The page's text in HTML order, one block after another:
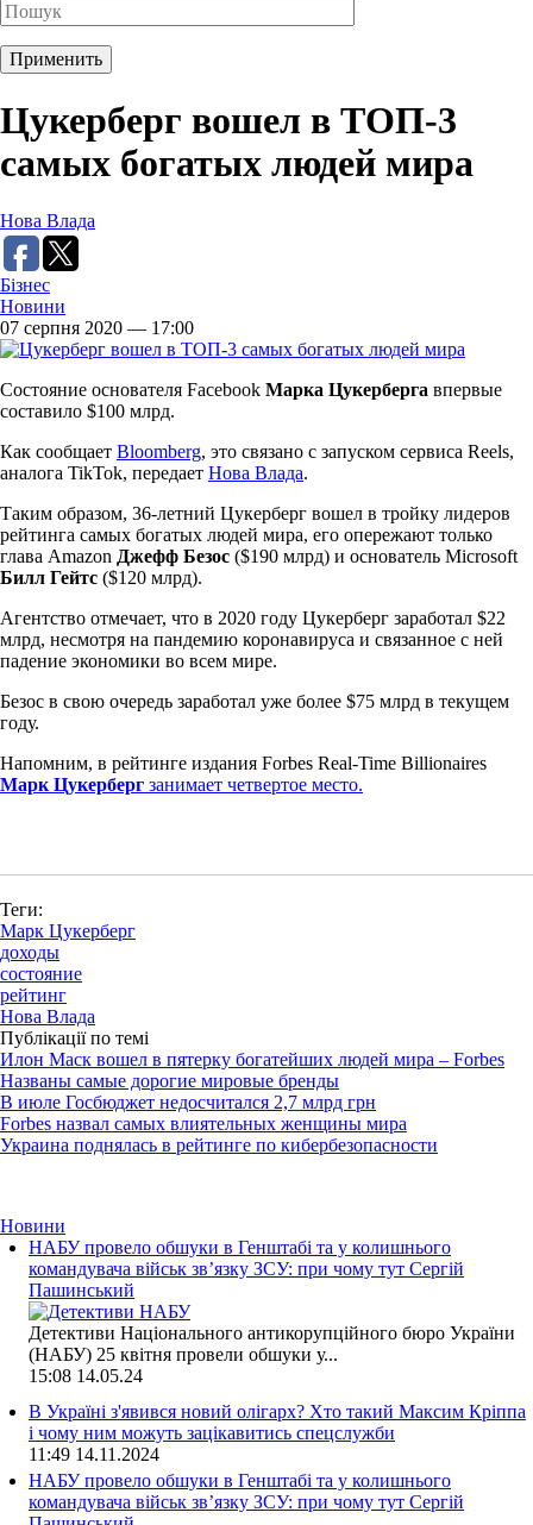
Цукерберг вошел в ТОП-3
самых богатых людей мира
Нова Влада
Бізнес
Новини
07 серпня 2020 — 17:00
Состояние основателя Facebook Марка Цукерберга впервые
составило $100 млрд.
Как сообщает Bloomberg, это связано с запуском сервиса Reels,
аналога TikTok, передает Нова Влада.
Таким образом, 36-летний Цукерберг вошел в тройку лидеров
рейтинга самых богатых людей мира, его опережают только
глава Amazon Джефф Безос ($190 млрд) и основатель Microsoft
Билл Гейтс ($120 млрд).
Агентство отмечает, что в 2020 году Цукерберг заработал $22
млрд, несмотря на пандемию коронавируса и связанное с ней
падение экономики во всем мире.
Безос в свою очередь заработал уже более $75 млрд в текущем
году.
Напомним, в рейтинге издания Forbes Real-Time Billionaires
Марк Цукерберг занимает четвертое место.
Теги:
Марк Цукерберг
доходы
состояние
рейтинг
Нова Влада
Публікації по темі
Илон Маск вошел в пятерку богатейших людей мира – Forbes
Названы самые дорогие мировые бренды
В июле Госбюджет недосчитался 2,7 млрд грн
Forbes назвал самых влиятельных женщины мира
Украина поднялась в рейтинге по кибербезопасности
Новини
НАБУ провело обшуки в Генштабі та у колишнього
командувача військ зв’язку ЗСУ: при чому тут Сергій
Пашинський
Детективи Національного антикорупційного бюро України
(НАБУ) 25 квітня провели обшуки у...
15:08 14.05.24
В Україні з'явився новий олігарх? Хто такий Максим Кріппа
і чому ним можуть зацікавитись спецслужби
11:49 14.11.2024
НАБУ провело обшуки в Генштабі та у колишнього
командувача військ зв’язку ЗСУ: при чому тут Сергій